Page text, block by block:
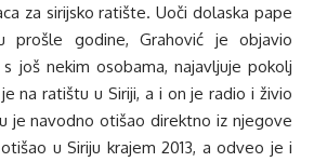
za sirijsko ratište. Uoči dolaska pape
prošle godine, Grahović je objavio
još nekim osobama, najavljuje pokolj
na ratištu u Siriji, a i on je radio i živio
je navodno otišao direktno iz njegove
u Siriju krajem 2013, a odveo je i